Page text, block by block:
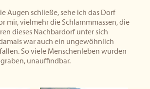
Augen schließe, sehe ich das Dorf
mir, vielmehr die Schlammmassen, die
dieses Nachbardorf unter sich
war auch ein ungewöhnlich
So viele Menschenleben wurden
unauffindbar.